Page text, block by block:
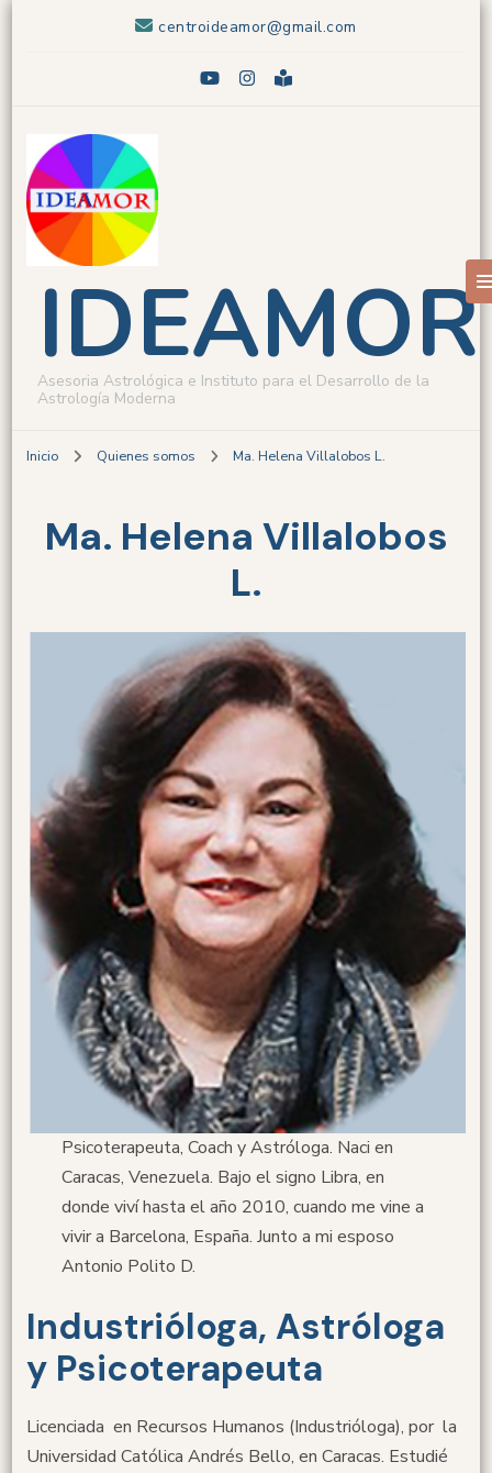
centroideamor@gmail.com
IDEAMOR
Asesoria Astrológica e Instituto para el Desarrollo de la
Astrología Moderna
Inicio Quienes somos Ma. Helena Villalobos L.
Ma. Helena Villalobos
L.
Psicoterapeuta, Coach y Astróloga. Naci en
Caracas, Venezuela. Bajo el signo Libra, en
donde viví hasta el año 2010, cuando me vine a
vivir a Barcelona, España. Junto a mi esposo
Antonio Polito D.
Industrióloga, Astróloga
y Psicoterapeuta
Licenciada en Recursos Humanos (Industrióloga), por la
Universidad Católica Andrés Bello, en Caracas. Estudié